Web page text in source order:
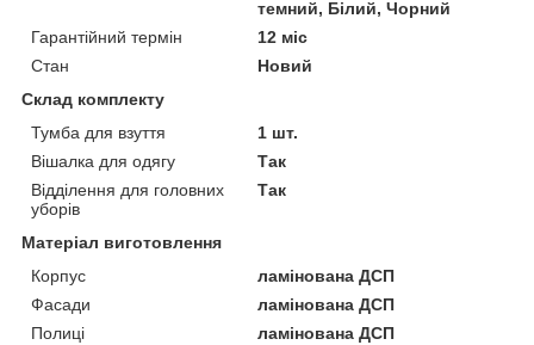
темний, Білий, Чорний
Гарантійний термін
12 міс
Стан
Новий
Склад комплекту
Тумба для взуття
1 шт.
Вішалка для одягу
Так
Відділення для головних
уборів
Так
Матеріал виготовлення
Корпус
ламінована ДСП
Фасади
ламінована ДСП
Полиці
ламінована ДСП